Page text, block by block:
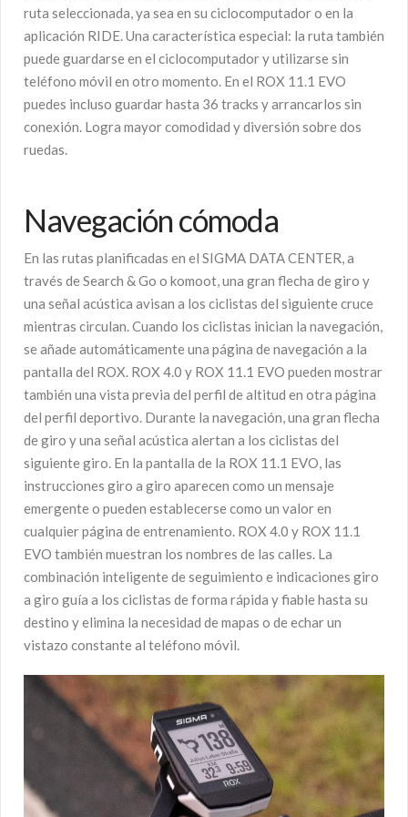
ruta seleccionada, ya sea en su ciclocomputador o en la
aplicación RIDE. Una característica especial: la ruta también
puede guardarse en el ciclocomputador y utilizarse sin
teléfono móvil en otro momento. En el ROX 11.1 EVO
puedes incluso guardar hasta 36 tracks y arrancarlos sin
conexión. Logra mayor comodidad y diversión sobre dos
ruedas.
Navegación cómoda
En las rutas planificadas en el SIGMA DATA CENTER, a
través de Search & Go o komoot, una gran flecha de giro y
una señal acústica avisan a los ciclistas del siguiente cruce
mientras circulan. Cuando los ciclistas inician la navegación,
se añade automáticamente una página de navegación a la
pantalla del ROX. ROX 4.0 y ROX 11.1 EVO pueden mostrar
también una vista previa del perfil de altitud en otra página
del perfil deportivo. Durante la navegación, una gran flecha
de giro y una señal acústica alertan a los ciclistas del
siguiente giro. En la pantalla de la ROX 11.1 EVO, las
instrucciones giro a giro aparecen como un mensaje
emergente o pueden establecerse como un valor en
cualquier página de entrenamiento. ROX 4.0 y ROX 11.1
EVO también muestran los nombres de las calles. La
combinación inteligente de seguimiento e indicaciones giro
a giro guía a los ciclistas de forma rápida y fiable hasta su
destino y elimina la necesidad de mapas o de echar un
vistazo constante al teléfono móvil.